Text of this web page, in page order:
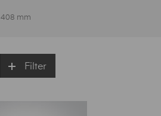
408 mm
Filter